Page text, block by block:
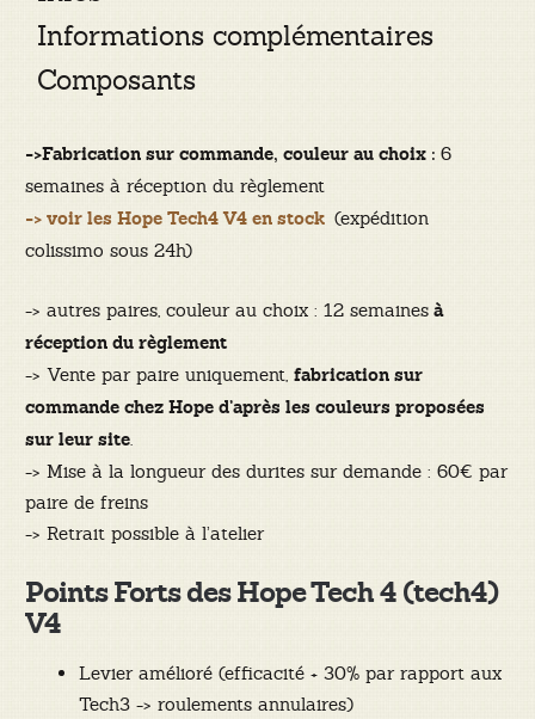
Informations complémentaires
Composants
->Fabrication sur commande, couleur au choix : 6
semaines à réception du règlement
-> voir les Hope Tech4 V4 en stock (expédition
colissimo sous 24h)
-> autres paires, couleur au choix : 12 semainesà
réception du règlement
-> Vente par paire uniquement, fabrication sur
commande chez Hope d’après les couleurs proposées
sur leur site.
-> Mise à la longueur des durites sur demande : 60€ par
paire de freins
-> Retrait possible à l’atelier
Points Forts des Hope Tech 4 (tech4)
V4
Levier amélioré (efficacité + 30% par rapport aux
Tech3 -> roulements annulaires)